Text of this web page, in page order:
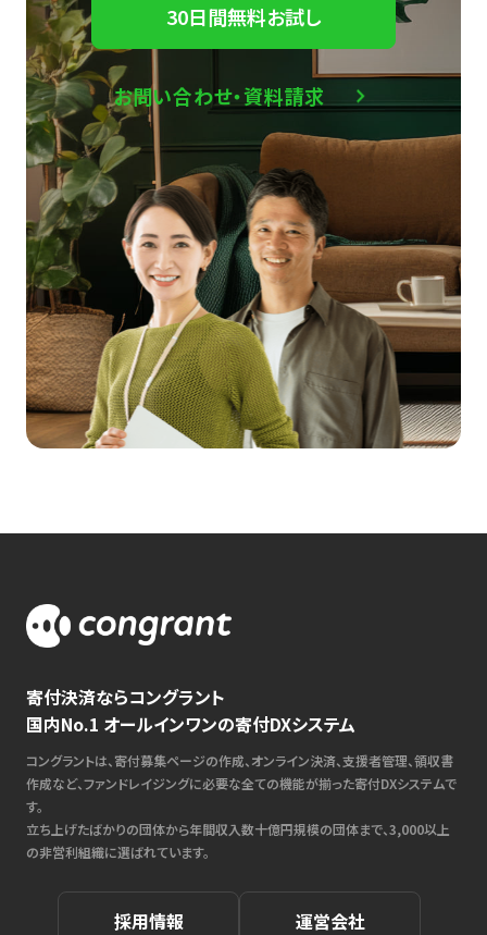
30日間無料お試し
お問い合わせ・資料請求
寄付決済ならコングラント
国内No.1 オールインワンの寄付DXシステム
コングラントは、寄付募集ページの作成、オンライン決済、支援者管理、領収書
作成など、ファンドレイジングに必要な全ての機能が揃った寄付DXシステムで
す。
立ち上げたばかりの団体から年間収入数十億円規模の団体まで、3,000以上
の非営利組織に選ばれています。
採用情報 運営会社